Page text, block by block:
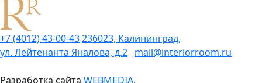
+7 (4012) 43-00-43236023, Калининград,
ул. Лейтенанта Яналова, д.2 mail@interiorroom.ru
Разработка сайта WEBMEDIA.